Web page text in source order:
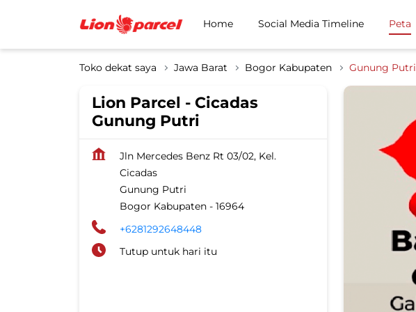
Home Social Media Timeline Peta
Toko dekat saya Jawa Barat Bogor Kabupaten Gunung Putri
Lion Parcel - Cicadas
Gunung Putri
Jln Mercedes Benz Rt 03/02, Kel.
Cicadas
Gunung Putri
Bogor Kabupaten - 16964
+6281292648448
Tutup untuk hari itu